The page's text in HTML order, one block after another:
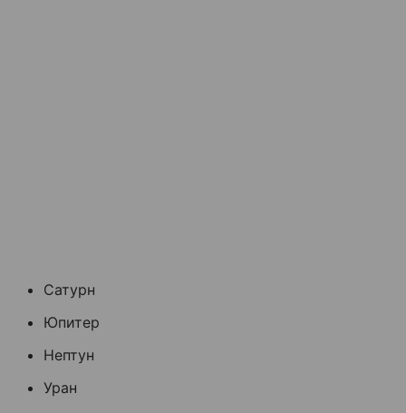
Сатурн
Юпитер
Нептун
Уран